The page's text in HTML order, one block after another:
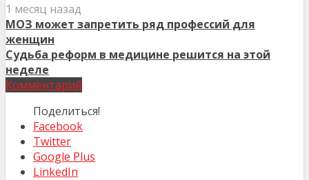
1 месяц назад
МОЗ может запретить ряд профессий для
женщин
Судьба реформ в медицине решится на этой
неделе
Комментарий
Поделиться!
Facebook
Twitter
Google Plus
LinkedIn